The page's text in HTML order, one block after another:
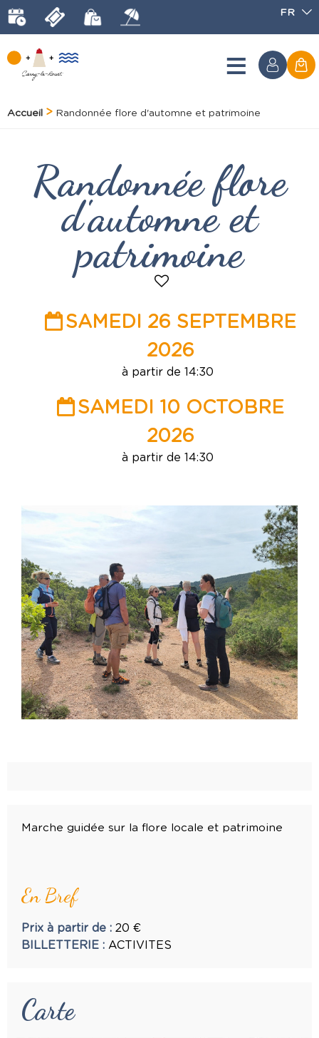
FR
Accueil Randonnée flore d'automne et patrimoine
Randonnée flore
d'automne et
patrimoine
SAMEDI 26 SEPTEMBRE
2026
à partir de 14:30
SAMEDI 10 OCTOBRE
2026
à partir de 14:30
Marche guidée sur la flore locale et patrimoine
En Bref
Prix à partir de : 20 €
BILLETTERIE : ACTIVITES
Carte